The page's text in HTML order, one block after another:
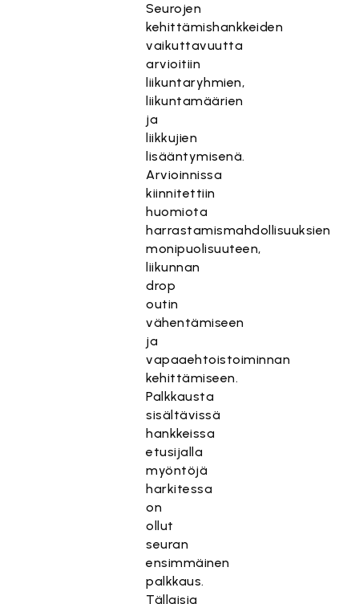
Seurojen
kehittämishankkeiden
vaikuttavuutta
arvioitiin
liikuntaryhmien,
liikuntamäärien
ja
liikkujien
lisääntymisenä.
Arvioinnissa
kiinnitettiin
huomiota
harrastamismahdollisuuksien
monipuolisuuteen,
liikunnan
drop
outin
vähentämiseen
ja
vapaaehtoistoiminnan
kehittämiseen.
Palkkausta
sisältävissä
hankkeissa
etusijalla
myöntöjä
harkitessa
on
ollut
seuran
ensimmäinen
palkkaus.
Tällaisia